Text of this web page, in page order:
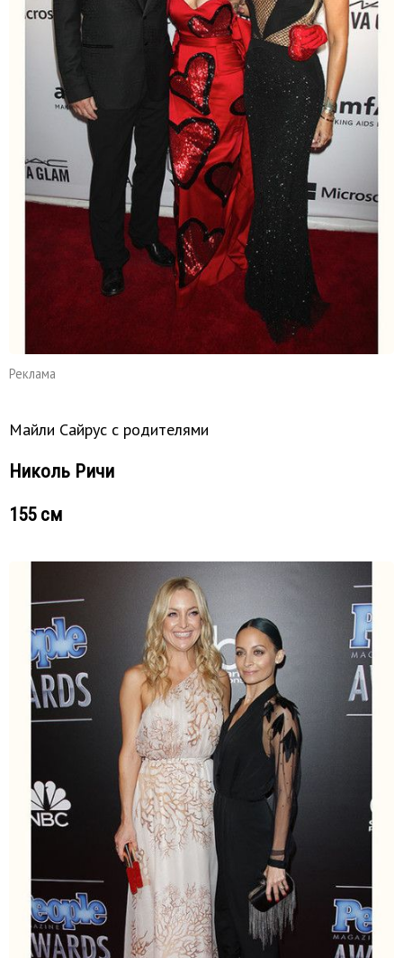
Реклама
Майли Сайрус с родителями
Николь Ричи
155 см